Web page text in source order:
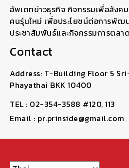
อัพเดทข่าวธุรกิจ กิจกรรมเพื่อสังค
คนรุ่นใหม่ เพื่อประโยชน์ต่อการพัฒ
ประชาสัมพันธ์และกิจกรรมการตลาด
Contact
Address: T-Building Floor 5
Phayathai BKK 10400
TEL : 02-354-3588 #120, 113
Email : pr.prinside@gmail.com